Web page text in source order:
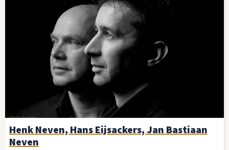
Henk Neven, Hans Eijsackers, Jan Bastiaan
Neven